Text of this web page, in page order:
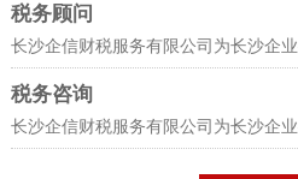
税务顾问
长沙企信财税服务有限公司为长沙企业
税务咨询
长沙企信财税服务有限公司为长沙企业